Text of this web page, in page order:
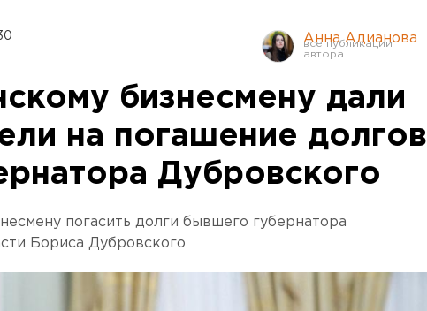
Анна Адианова
бизнесмену дали
на погашение долгов
Дубровского
погасить долги бывшего губернатора
Бориса Дубровского